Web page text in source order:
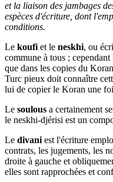
et la liaison des jambages
espèces d'écriture, dont
conditions.
Le koufi et le neskhi, ou
commune à tous ;
que dans les copies du
Turc pieux doit connaître
lui de copier le Koran une
Le soulous a certainement
le neskhi-djérisi est un
Le divani est l'écriture
contrats, les jugements, les
droite à gauche et
elles sont rapprochées et